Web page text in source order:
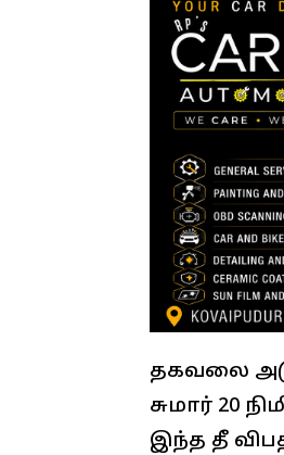
தகவலை
சுமார் 20
இந்த தீ